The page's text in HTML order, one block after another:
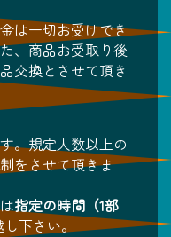
は一切お受けでき
、商品お受取り後
交換とさせて頂き
。規定人数以上の
をさせて頂きま
指定の時間（1部
下さい。